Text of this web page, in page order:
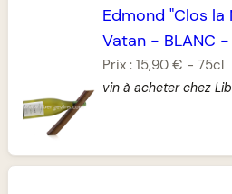
Edmond "Clos la
Vatan- BLANC -
Prix : 15,90 € - 75cl
vin à acheter chez